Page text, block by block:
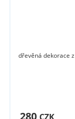
dřevěná dekorace